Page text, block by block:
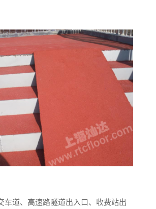
车道、高速路隧道出入口、收费站出